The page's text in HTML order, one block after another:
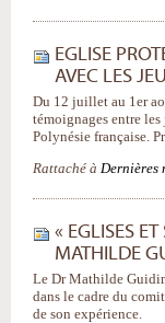
EGLISE
AVEC LES
Du 12 juillet au 1er
témoignages entre les
Polynésie française.
Rattaché à Dernières
« EGLISES
MATHILDE
Le Dr Mathilde
dans le cadre du
de son expérience.